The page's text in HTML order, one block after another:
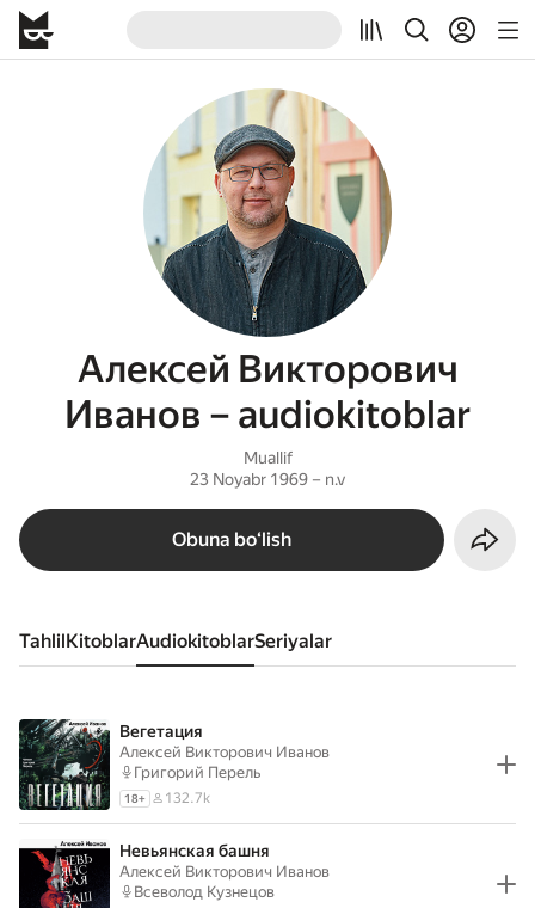
Алексей Викторович
Иванов – audiokitoblar
Muallif
23 Noyabr 1969 – n.v
Obuna boʻlish
Tahlil kitoblar audiokitoblar seriyalar
Вегетация
Алексей Викторович Иванов
Григорий Перель
18+ 132.7k
Невьянская башня
Алексей Викторович Иванов
Всеволод Кузнецов